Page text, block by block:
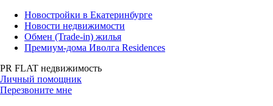
Новостройки в Екатеринбурге
Новости недвижимости
Обмен (Trade-in) жилья
Премиум-дома Иволга Residences
PR FLAT недвижимость
Личный помощник
Перезвоните мне